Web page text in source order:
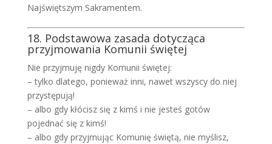
Najświętszym Sakramentem.
18. Podstawowa zasada dotycząca
przyjmowania Komunii świętej
Nie przyjmuję nigdy Komunii świętej:
– tylko dlatego, ponieważ inni, nawet wszyscy do niej
przystępują!
– albo gdy kłócisz się z kimś i nie jesteś gotów
pojednać się z kimś!
– albo gdy przyjmując Komunię świętą, nie myślisz,